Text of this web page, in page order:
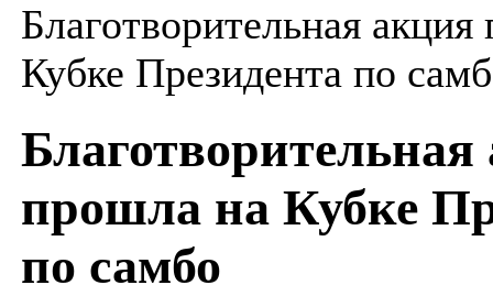
Благотворительная
Кубке Президента по
прошла на Кубке
по самбо